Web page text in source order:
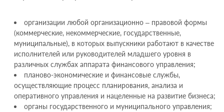
организации любой организационно – правовой формы
(коммерческие, некоммерческие, государственные,
муниципальные), в которых выпускники работают в качестве
исполнителей или руководителей младшего уровня в
различных службах аппарата финансового управления;
планово-экономические и финансовые службы,
осуществляющие процесс планирования, анализа и
оперативного управления и нацеленные на развитие бизнеса;
органы государственного и муниципального управления;